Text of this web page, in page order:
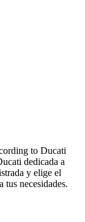
to Ducati
dedicada a
y elige el
tus necesidades.